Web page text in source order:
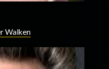
Walken